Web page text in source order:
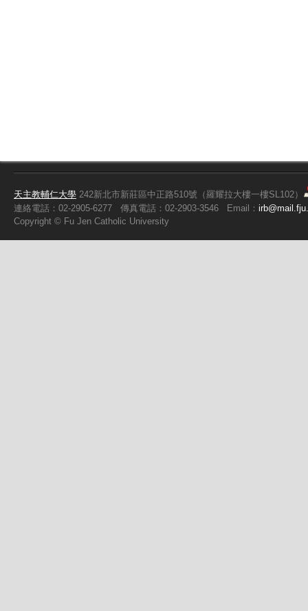
天主教輔仁大學 242新北市新莊區中正路510號（羅耀拉大樓一樓SL102）
連絡電話：02-2905-6277
傳真電話：02-2903-3546 Email：
Copyright © Fu Jen Catholic University